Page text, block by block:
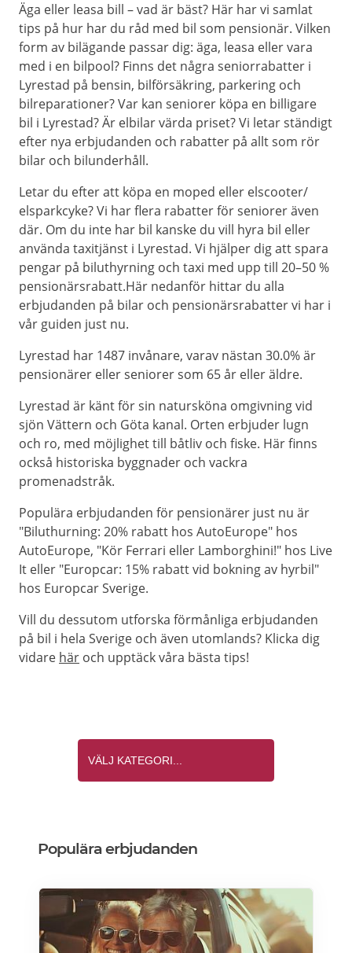
Äga eller leasa bill – vad är bäst? Här har vi samlat
tips på hur har du råd med bil som pensionär. Vilken
form av bilägande passar dig: äga, leasa eller vara
med i en bilpool? Finns det några seniorrabatter i
Lyrestad på bensin, bilförsäkring, parkering och
bilreparationer? Var kan seniorer köpa en billigare
bil i Lyrestad? Är elbilar värda priset? Vi letar ständigt
efter nya erbjudanden och rabatter på allt som rör
bilar och bilunderhåll.
Letar du efter att köpa en moped eller elscooter/
elsparkcyke? Vi har flera rabatter för seniorer även
där. Om du inte har bil kanske du vill hyra bil eller
använda taxitjänst i Lyrestad. Vi hjälper dig att spara
pengar på biluthyrning och taxi med upp till 20–50 %
pensionärsrabatt.Här nedanför hittar du alla
erbjudanden på bilar och pensionärsrabatter vi har i
vår guiden just nu.
Lyrestad har 1487 invånare, varav nästan 30.0% är
pensionärer eller seniorer som 65 år eller äldre.
Lyrestad är känt för sin natursköna omgivning vid
sjön Vättern och Göta kanal. Orten erbjuder lugn
och ro, med möjlighet till båtliv och fiske. Här finns
också historiska byggnader och vackra
promenadstråk.
Populära erbjudanden för pensionärer just nu är
"Biluthurning: 20% rabatt hos AutoEurope" hos
AutoEurope, "Kör Ferrari eller Lamborghini!" hos Live
It eller "Europcar: 15% rabatt vid bokning av hyrbil"
hos Europcar Sverige.
Vill du dessutom utforska förmånliga erbjudanden
på bil i hela Sverige och även utomlands? Klicka dig
vidare här och upptäck våra bästa tips!
Populära erbjudanden